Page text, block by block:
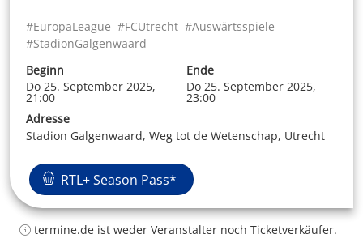
#EuropaLeague #FCUtrecht #Auswärtsspiele
#StadionGalgenwaard
Beginn
Do 25. September 2025,
21:00
Ende
Do 25. September 2025,
23:00
Adresse
Stadion Galgenwaard, Weg tot de Wetenschap, Utrecht
RTL+ Season Pass*
termine.de ist weder Veranstalter noch Ticketverkäufer.